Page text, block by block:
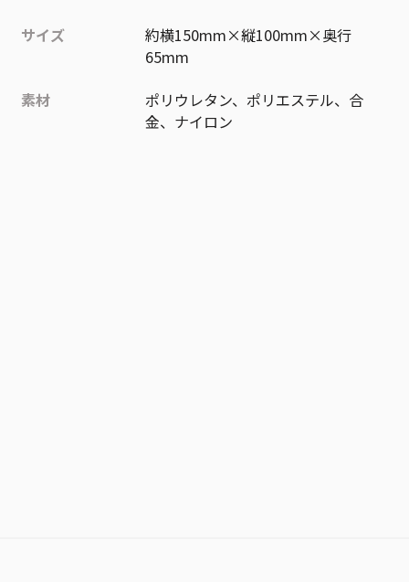
サイズ
約横150mm×縦100mm×奥行
65mm
素材
ポリウレタン、ポリエステル、合
金、ナイロン